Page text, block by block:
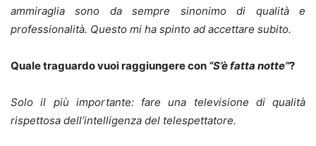
ammiraglia sono da sempre sinonimo di qualità e
professionalità. Questo mi ha spinto ad accettare subito.
Quale traguardo vuoi raggiungere con “S’è fatta notte”?
Solo il più importante: fare una televisione di qualità
rispettosa dell’intelligenza del telespettatore.